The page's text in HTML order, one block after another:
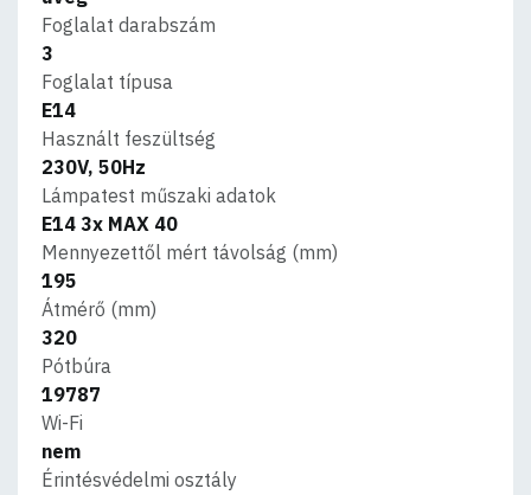
Foglalat darabszám
3
Foglalat típusa
E14
Használt feszültség
230V, 50Hz
Lámpatest műszaki adatok
E14 3x MAX 40
Mennyezettől mért távolság (mm)
195
Átmérő (mm)
320
Pótbúra
19787
Wi-Fi
nem
Érintésvédelmi osztály